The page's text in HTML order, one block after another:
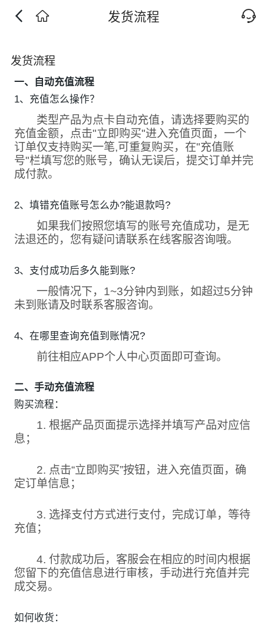
发货流程
发货流程
一、自动充值流程
1、充值怎么操作？
类型产品为点卡自动充值，请选择要购买的
充值金额，点击"立即购买"进入充值页面，一个
订单仅支持购买一笔,可重复购买，在"充值账
号"栏填写您的账号，确认无误后，提交订单并完
成付款。
2、填错充值账号怎么办?能退款吗?
如果我们按照您填写的账号充值成功，是无
法退还的，您有疑问请联系在线客服咨询哦。
3、支付成功后多久能到账?
一般情况下，1~3分钟内到账，如超过5分钟
未到账请及时联系客服咨询。
4、在哪里查询充值到账情况?
前往相应APP个人中心页面即可查询。
二、手动充值流程
购买流程：
1. 根据产品页面提示选择并填写产品对应信
息；
2. 点击“立即购买”按钮，进入充值页面，确
定订单信息；
3. 选择支付方式进行支付，完成订单，等待
充值；
4. 付款成功后，客服会在相应的时间内根据
您留下的充值信息进行审核，手动进行充值并完
成交易。
如何收货：